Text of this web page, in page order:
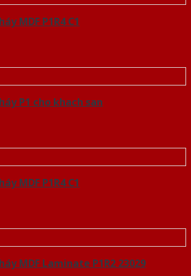
MDF P1R4 C1
P1 cho khach san
MDF P1R4 C1
MDF Laminate P1R2 23029